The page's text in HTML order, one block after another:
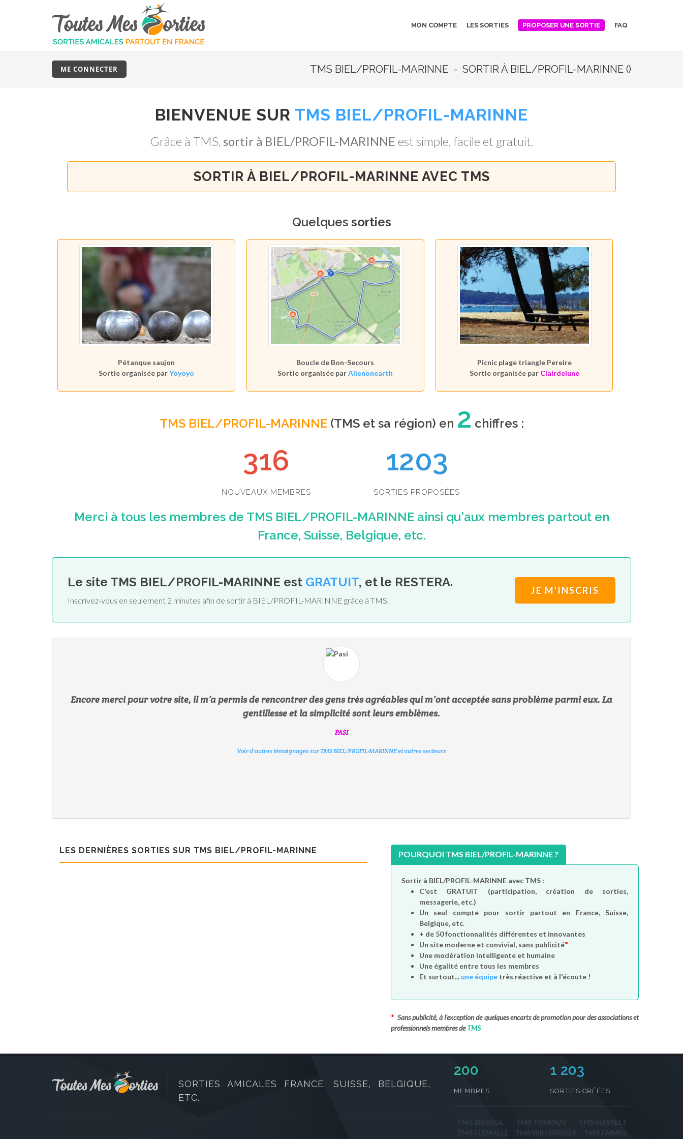
MON COMPTE LES SORTIES PROPOSER UNE SORTIE FAQ
TMS BIEL/PROFIL-MARINNE - SORTIR À BIEL/PROFIL-MARINNE ()
ME CONNECTER
BIENVENUE SUR TMS BIEL/PROFIL-MARINNE
Grâce à TMS, sortir à BIEL/PROFIL-MARINNE est simple, facile et gratuit.
SORTIR À BIEL/PROFIL-MARINNE AVEC TMS
Quelques sorties
Pétanque saujon
Sortie organisée parYoyoyo
Boucle de Bon-Secours
Sortie organisée parAlienonearth
Picnic plage triangle Pereire
Sortie organisée par Clairdelune
TMS BIEL/PROFIL-MARINNE(TMS et sa région) en 2 chiffres :
349
NOUVEAUX MEMBRES
1203
SORTIES PROPOSÉES
Merci à tous les membres de TMS BIEL/PROFIL-MARINNE ainsi qu'aux membres partout en
France, Suisse, Belgique, etc.
Le site TMS BIEL/PROFIL-MARINNE est GRATUIT, et le RESTERA.
Inscrivez-vous en seulement 2 minutes afin de sortir à BIEL/PROFIL-MARINNE grâce à TMS.
JE M'INSCRIS
Encore merci pour votre site, il m’a permis de rencontrer des gens très agréables qui m’ont acceptée sans problème parmi eux. La
gentillesse et la simplicité sont leurs emblèmes.
PASI
Voir d'autres témoignages sur TMS BIEL/PROFIL-MARINNE et autres secteurs
MIKE
Voir d'autres témoignages sur TMS BIEL/PROFIL-MARINNE et autres secteurs
SHIRLEY
Voir d'autres témoignages sur TMS BIEL/PROFIL-MARINNE et autres secteurs
LES DERNIÈRES SORTIES SUR TMS BIEL/PROFIL-MARINNE POURQUOI TMS BIEL/PROFIL-MARINNE ?
Sortir à BIEL/PROFIL-MARINNE avec TMS :
C'est GRATUIT (participation, création de sorties,
messagerie, etc.)
Un seul comptepour sortir partout en France, Suisse,
Belgique, etc.
+ de 50 fonctionnalités différentes et innovantes
Un site moderne et convivial, sans publicité*
Une modération intelligente et humaine
Une égalité entre tous les membres
Et surtout... une équipe très réactive et à l'écoute !
* Sans publicité, à l'exception de quelques encarts de promotion pour des associations et
professionnels membres deTMS
SORTIES AMICALES FRANCE, SUISSE, BELGIQUE,
ETC.
233
MEMBRES
1 203
SORTIES CRÉÉES
TMS BRUGGE TMS TOURNAI
TMS HASSELT
TMS FLÉMALLE
TMS WILLEBROEK TMS FAIMES